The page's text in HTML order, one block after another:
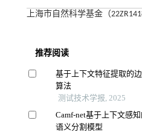
上海市自然科学基金（